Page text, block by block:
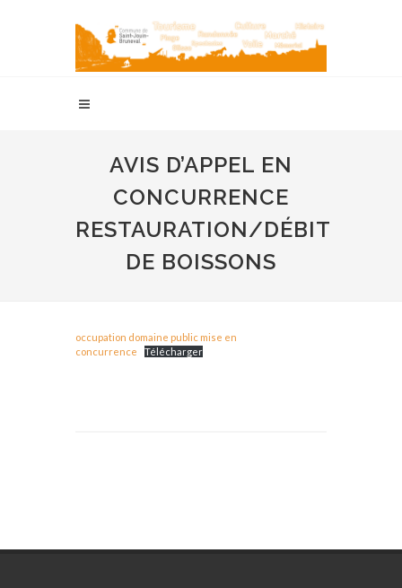
AVIS D’APPEL EN
CONCURRENCE
RESTAURATION/DÉBIT
DE BOISSONS
occupation domaine public mise en
concurrence
Télécharger